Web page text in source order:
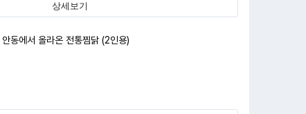
상세보기
에서 올라온 전통찜닭 (2인용)